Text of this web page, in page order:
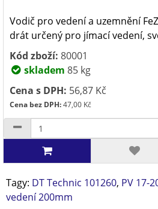
Vodič pro vedení a uzemnění
drát určený pro jímací vedení,
Kód zboží: 80001
skladem 85 kg
Cena s DPH: 56,87 Kč
Cena bez DPH:47,00 Kč
Tagy: DT Technic 101260, PV 17-
vedení 200mm